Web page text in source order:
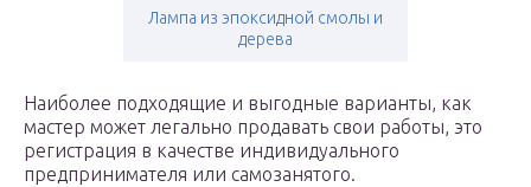
Лампа из эпоксидной смолы и
дерева
Наиболее подходящие и выгодные варианты, как
мастер может легально продавать свои работы, это
регистрация в качестве индивидуального
предпринимателя или самозанятого.